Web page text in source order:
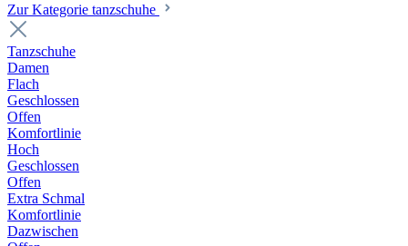
Zur Kategorie tanzschuhe
Tanzschuhe
Damen
Flach
Geschlossen
Offen
Komfortlinie
Hoch
Geschlossen
Offen
Extra Schmal
Komfortlinie
Dazwischen